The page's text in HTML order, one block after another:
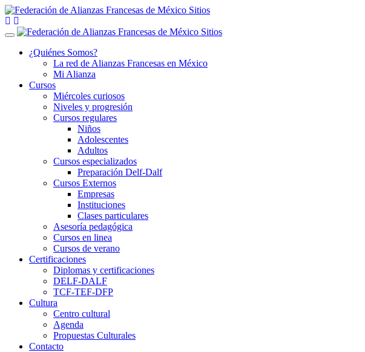
Toggle
¿Quiénes Somos?
La red de Alianzas Francesas en México
Mi Alianza
Cursos
Miércoles curiosos
Niveles y progresión
Cursos regulares
Niños
Adolescentes
Adultos
Cursos especializados
Preparación Delf-Dalf
Cursos Externos
Empresas
Instituciones
Clases particulares
Asesoría pedagógica
Cursos en linea
Cursos de verano
Certificaciones
Diplomas y certificaciones
DELF-DALF
TCF-TEF-DFP
Cultura
Centro cultural
Agenda
Propuestas Culturales
Contacto